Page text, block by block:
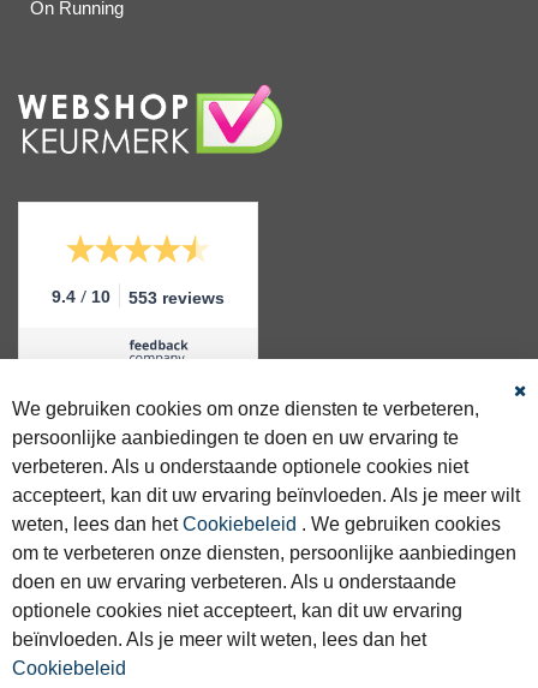
On Running
9.4 / 10 553 reviews
GRATIS VERZENDING
Gratis verzending >€50 binnen NL & BE.
SNELLE LEVERING
Voor 16:00 besteld, zelfde dag verstuurd.
1000 M2 WINKEL
We gebruiken cookies om onze diensten te verbeteren,
persoonlijke aanbiedingen te doen en uw ervaring te
verbeteren. Als u onderstaande optionele cookies niet
accepteert, kan dit uw ervaring beïnvloeden. Als je meer wilt
weten, lees dan hetCookiebeleid . We gebruiken cookies
om te verbeteren onze diensten, persoonlijke aanbiedingen
doen en uw ervaring verbeteren. Als u onderstaande
optionele cookies niet accepteert, kan dit uw ervaring
beïnvloeden. Als je meer wilt weten, lees dan het
Cookiebeleid